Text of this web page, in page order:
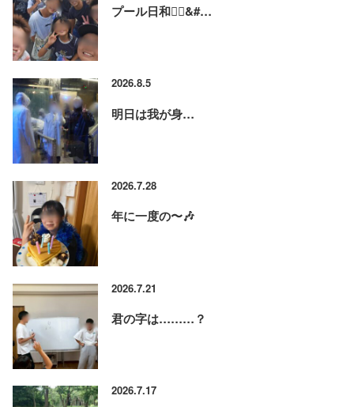
プール日和🏊‍♂&#…
2026.8.5
明日は我が身…
2026.7.28
年に一度の〜🎶
2026.7.21
君の字は………？
2026.7.17